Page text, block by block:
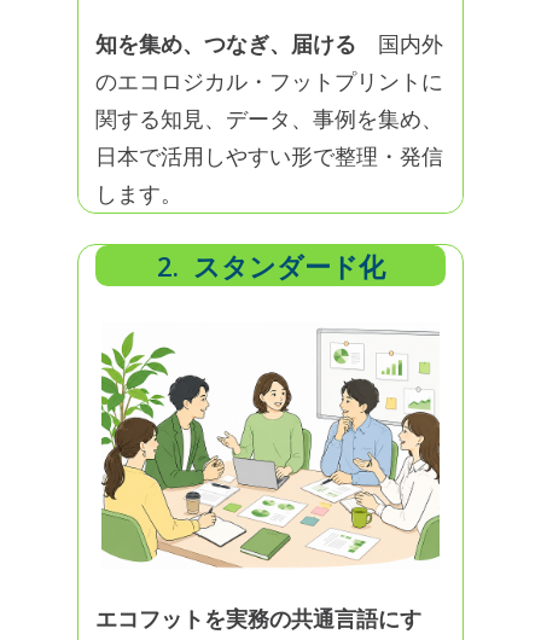
知を集め、つなぎ、届ける 国内外
のエコロジカル・フットプリントに
関する知見、データ、事例を集め、
日本で活用しやすい形で整理・発信
します。
2. スタンダード化
エコフットを実務の共通言語にす